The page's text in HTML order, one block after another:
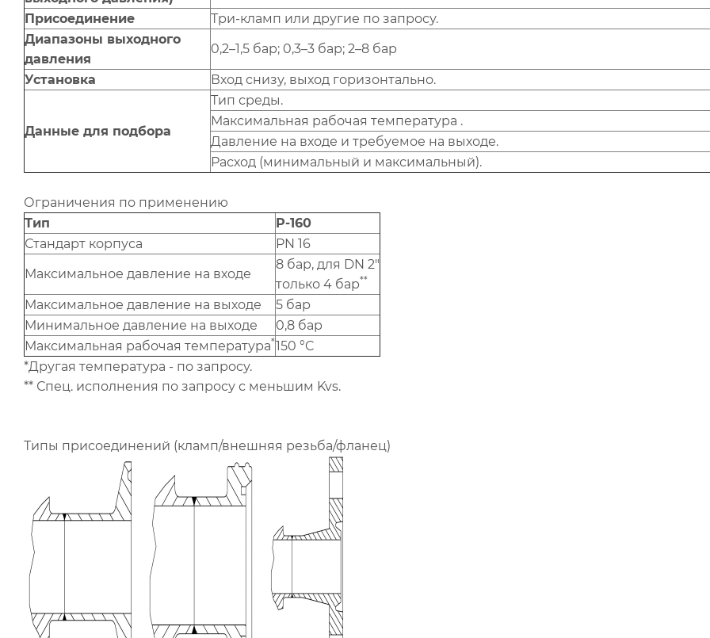
Присоединение
Три-кламп или другие по запросу.
Диапазоны выходного
давления
0,2–1,5 бар; 0,3–3 бар; 2–8 бар
Установка Вход снизу, выход горизонтально.
Данные для подбора
Тип среды.
Максимальная рабочая температура .
Давление на входе и требуемое на выходе.
Расход (минимальный и максимальный).
Ограничения по применению
Тип
P-160
Стандарт корпуса
PN 16
Максимальное давление на входе
8 бар, для DN 2"
только 4 бар**
Максимальное давление на выходе
5 бар
Минимальное давление на выходе
0,8 бар
Максимальная рабочая температура*150 °C
*Другая температура - по запросу.
** Спец. исполнения по запросу с меньшим Kvs.
Типы присоединений (кламп/внешняя резьба/фланец)